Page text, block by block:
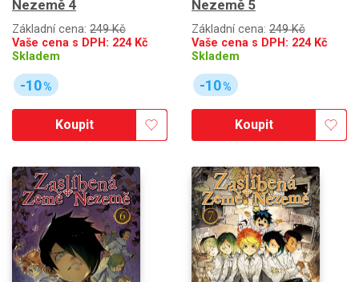
Nezemě 4
Základní cena: 249 Kč
Vaše cena s DPH: 224Kč
Skladem
-10%
Koupit
Nezemě 5
Základní cena: 249 Kč
Vaše cena s DPH: 224Kč
Skladem
-10%
Koupit